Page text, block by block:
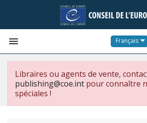
 Français
Libraires ou agents de vente,
publishing@coe.int pour connaître
spéciales !